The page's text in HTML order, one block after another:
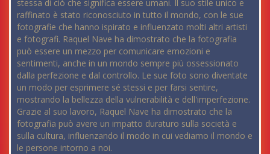
stessa di ciò che significa essere umani. Il suo stile unico e
raffinato è stato riconosciuto in tutto il mondo, con le sue
fotografie che hanno ispirato e influenzato molti altri artisti
e fotografi. Raquel Nave ha dimostrato che la fotografia
può essere un mezzo per comunicare emozioni e
sentimenti, anche in un mondo sempre più ossessionato
dalla perfezione e dal controllo. Le sue foto sono diventate
un modo per esprimere sé stessi e per farsi sentire,
mostrando la bellezza della vulnerabilità e dell'imperfezione.
Grazie al suo lavoro, Raquel Nave ha dimostrato che la
fotografia può avere un impatto duraturo sulla società e
sulla cultura, influenzando il modo in cui vediamo il mondo e
le persone intorno a noi.